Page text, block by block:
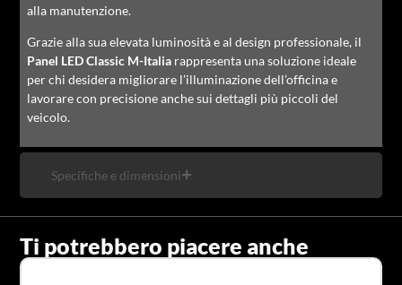
Specifiche e dimensioni
alla manutenzione.
Grazie alla sua elevata luminosità e al design professionale, il
Panel LED Classic M-Italia rappresenta una soluzione ideale
per chi desidera migliorare l’illuminazione dell’officina e
lavorare con precisione anche sui dettagli più piccoli del
veicolo.
Ti potrebbero piacere anche